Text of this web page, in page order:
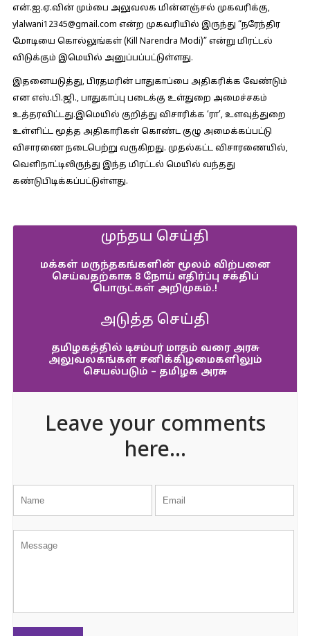
என்.ஐ.ஏ.வின் மும்பை அலுவலக மின்னஞ்சல் முகவரிக்கு,
ylalwani12345@gmail.com என்ற முகவரியில் இருந்து “நரேந்திர
மோடியை கொல்லுங்கள் (Kill Narendra Modi)” என்று மிரட்டல்
விடுக்கும் இமெயில் அனுப்பப்பட்டுள்ளது.
இதனையடுத்து, பிரதமரின் பாதுகாப்பை அதிகரிக்க வேண்டும்
என எஸ்.பி.ஜி., பாதுகாப்பு படைக்கு உள்துறை அமைச்சகம்
உத்தரவிட்டது.இமெயில் குறித்து விசாரிக்க ‘ரா’, உளவுத்துறை
உள்ளிட்ட மூத்த அதிகாரிகள் கொண்ட குழு அமைக்கப்பட்டு
விசாரணை நடைபெற்று வருகிறது. முதல்கட்ட விசாரணையில்,
வெளிநாட்டிலிருந்து இந்த மிரட்டல் மெயில் வந்தது
கண்டுபிடிக்கப்பட்டுள்ளது.
முந்தய செய்தி
மக்கள் மருந்தகங்களின் மூலம் விற்பனை
செய்வதற்காக 8 நோய் எதிர்ப்பு சக்திப்
பொருட்கள் அறிமுகம்.!
அடுத்த செய்தி
தமிழகத்தில் டிசம்பர் மாதம் வரை அரசு
அலுவலகங்கள் சனிக்கிழமைகளிலும்
செயல்படும் – தமிழக அரசு
Leave your comments
here...